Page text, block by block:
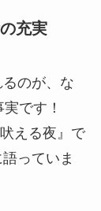
充実
のが、な
です！
える夜』で
っていま